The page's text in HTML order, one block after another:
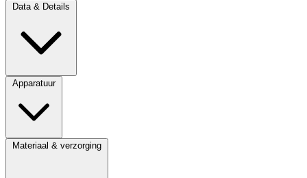
Data & Details
Apparatuur
Materiaal & verzorging